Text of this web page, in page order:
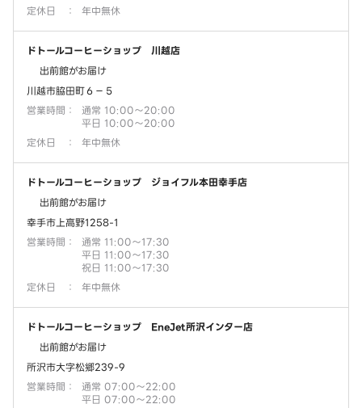
定休日
： 年中無休
ドトールコーヒーショップ 川越店
出前館がお届け
川越市脇田町６－５
営業時間 ：
通常 10:00～20:00
平日 10:00～20:00
定休日
： 年中無休
ドトールコーヒーショップ ジョイフル本田幸手店
出前館がお届け
幸手市上高野1258-1
営業時間 ：
通常 11:00～17:30
平日 11:00～17:30
祝日 11:00～17:30
定休日
： 年中無休
ドトールコーヒーショップ EneJet所沢インター店
出前館がお届け
所沢市大字松郷239-9
営業時間 ：
通常 07:00～22:00
平日 07:00～22:00